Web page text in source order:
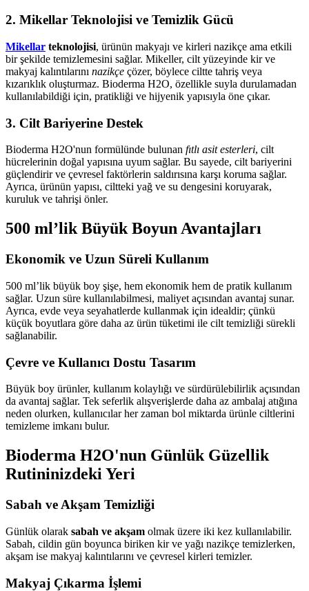
2. Mikellar Teknolojisi ve Temizlik Gücü
Mikellar teknolojisi, ürünün makyajı ve kirleri nazikçe ama etkili
bir şekilde temizlemesini sağlar. Mikeller, cilt yüzeyinde kir ve
makyaj kalıntılarını nazikçe çözer, böylece ciltte tahriş veya
kızarıklık oluşturmaz. Bioderma H2O, özellikle suyla durulamadan
kullanılabildiği için, pratikliği ve hijyenik yapısıyla öne çıkar.
3. Cilt Bariyerine Destek
Bioderma H2O'nun formülünde bulunan fıtlı asit esterleri, cilt
hücrelerinin doğal yapısına uyum sağlar. Bu sayede, cilt bariyerini
güçlendirir ve çevresel faktörlerin saldırısına karşı koruma sağlar.
Ayrıca, ürünün yapısı, ciltteki yağ ve su dengesini koruyarak,
kuruluk ve tahrişi önler.
500 ml’lik Büyük Boyun Avantajları
Ekonomik ve Uzun Süreli Kullanım
500 ml’lik büyük boy şişe, hem ekonomik hem de pratik kullanım
sağlar. Uzun süre kullanılabilmesi, maliyet açısından avantaj sunar.
Ayrıca, evde veya seyahatlerde kullanmak için idealdir; çünkü
küçük boyutlara göre daha az ürün tüketimi ile cilt temizliği sürekli
sağlanabilir.
Çevre ve Kullanıcı Dostu Tasarım
Büyük boy ürünler, kullanım kolaylığı ve sürdürülebilirlik açısından
da avantaj sağlar. Tek seferlik alışverişlerde daha az ambalaj atığına
neden olurken, kullanıcılar her zaman bol miktarda ürünle ciltlerini
temizleme imkanı bulur.
Bioderma H2O'nun Günlük Güzellik
Rutininizdeki Yeri
Sabah ve Akşam Temizliği
Günlük olarak sabah ve akşam olmak üzere iki kez kullanılabilir.
Sabah, cildin gün boyunca biriken kir ve yağı nazikçe temizlerken,
akşam ise makyaj kalıntılarını ve çevresel kirleri temizler.
Makyaj Çıkarma İşlemi